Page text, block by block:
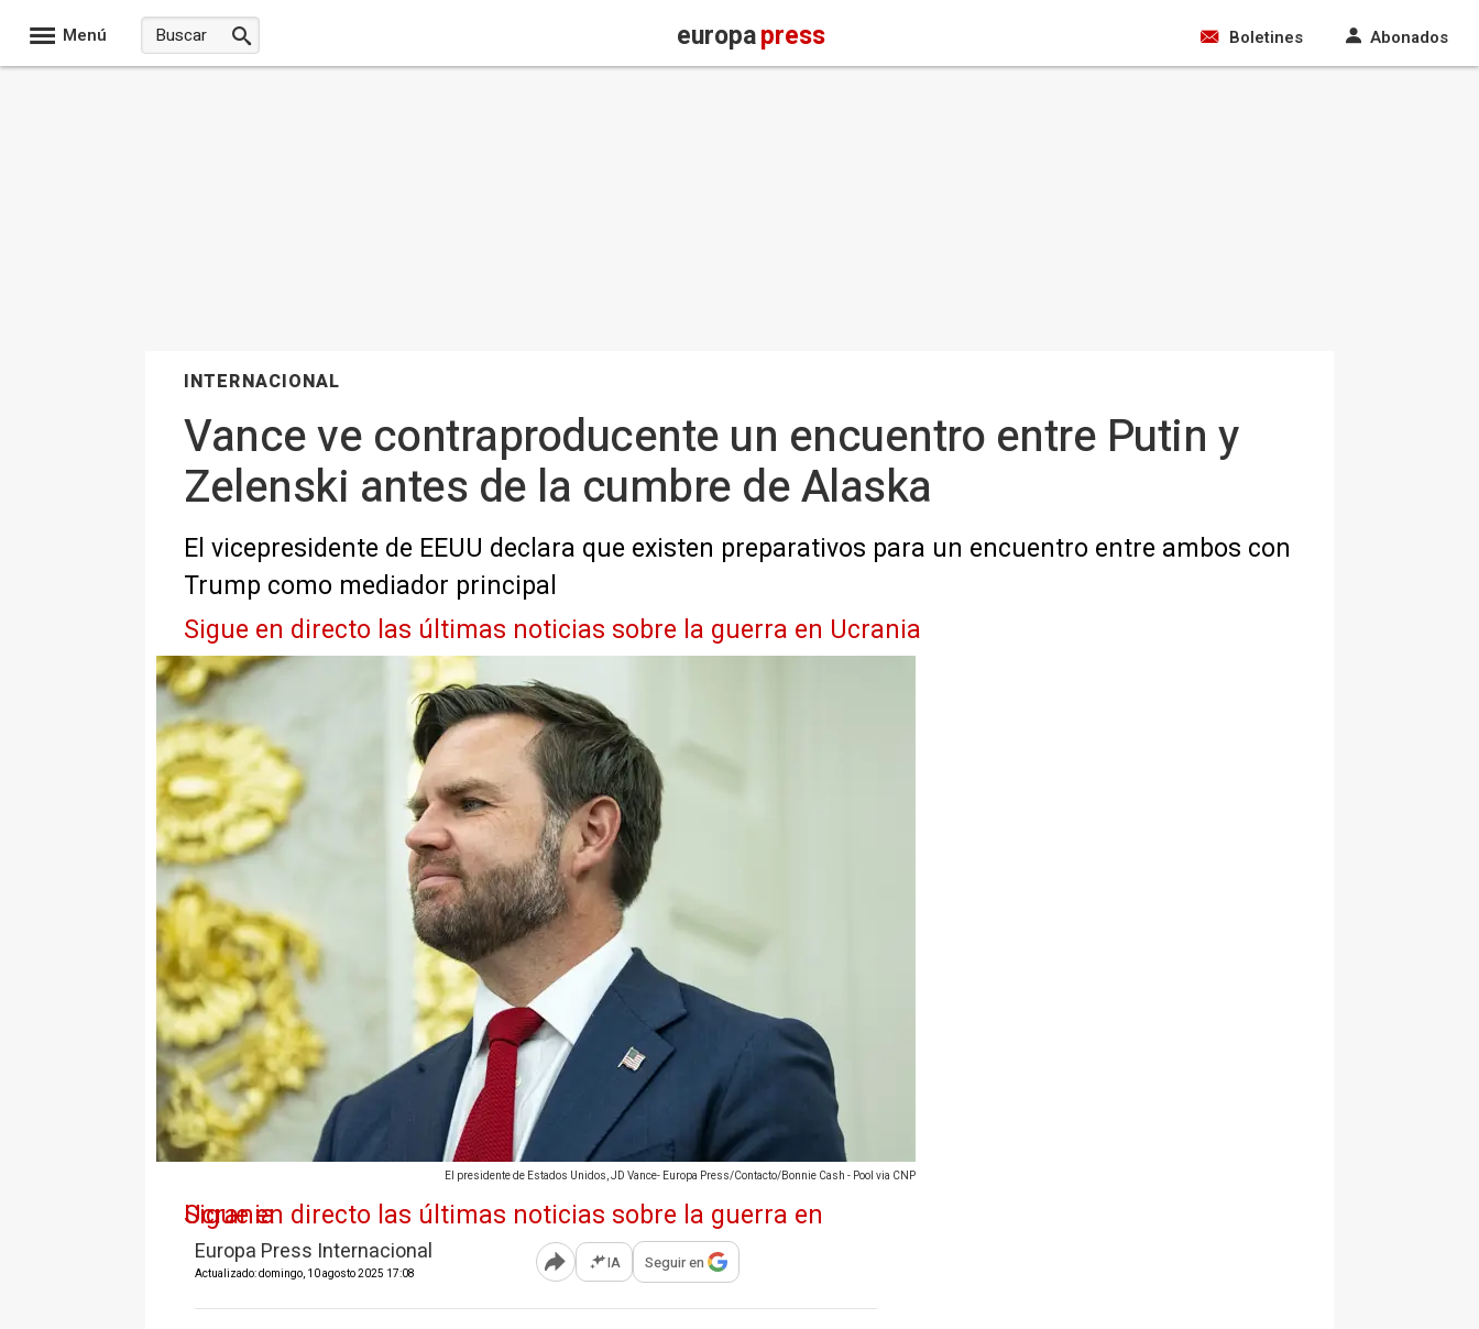
Menú europapress Boletines Abonados
INTERNACIONAL
Vance ve contraproducente un encuentro entre Putin y
Zelenski antes de la cumbre de Alaska
El vicepresidente de EEUU declara que existen preparativos para un encuentro entre ambos con
Trump como mediador principal
Sigue en directo las últimas noticias sobre la guerra en Ucrania
El presidente de Estados Unidos, JD Vance- Europa Press/Contacto/Bonnie Cash - Pool via CNP
Sigue en directo las últimas noticias sobre la guerra en Ucrania
Europa Press Internacional
Actualizado: domingo, 10 agosto 2025 17:08 Abrir opciones para compartir
IA Seguir en